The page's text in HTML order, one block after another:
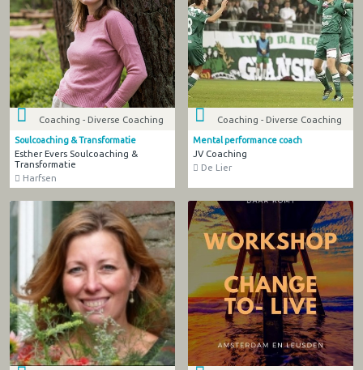
Coaching - Diverse Coaching
Soulcoaching & Transformatie
Esther Evers Soulcoaching &
Transformatie
Harfsen
Coaching - Diverse Coaching
Mental performance coach
JV Coaching
De Lier